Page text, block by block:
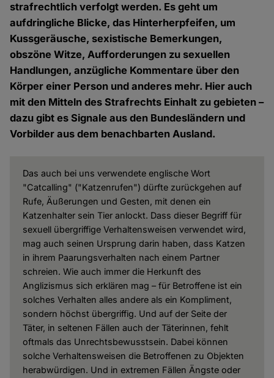
strafrechtlich verfolgt werden. Es geht um
aufdringliche Blicke, das Hinterherpfeifen, um
Kussgeräusche, sexistische Bemerkungen,
obszöne Witze, Aufforderungen zu sexuellen
Handlungen, anzügliche Kommentare über den
Körper einer Person und anderes mehr. Hier auch
mit den Mitteln des Strafrechts Einhalt zu gebieten –
dazu gibt es Signale aus den Bundesländern und
Vorbilder aus dem benachbarten Ausland.
Das auch bei uns verwendete englische Wort
"Catcalling" ("Katzenrufen") dürfte zurückgehen auf
Rufe, Äußerungen und Gesten, mit denen ein
Katzenhalter sein Tier anlockt. Dass dieser Begriff für
sexuell übergriffige Verhaltensweisen verwendet wird,
mag auch seinen Ursprung darin haben, dass Katzen
in ihrem Paarungsverhalten nach einem Partner
schreien. Wie auch immer die Herkunft des
Anglizismus sich erklären mag – für Betroffene ist ein
solches Verhalten alles andere als ein Kompliment,
sondern höchst übergriffig. Und auf der Seite der
Täter, in seltenen Fällen auch der Täterinnen, fehlt
oftmals das Unrechtsbewusstsein. Dabei können
solche Verhaltensweisen die Betroffenen zu Objekten
herabwürdigen. Und in extremen Fällen Ängste oder